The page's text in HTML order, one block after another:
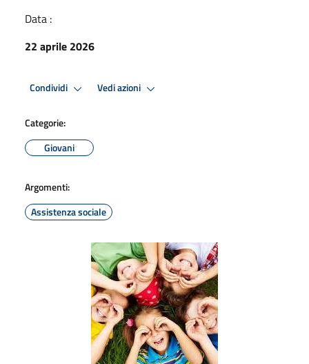
Data :
22 aprile 2026
Condividi Vedi azioni
Categorie:
Giovani
Argomenti:
Assistenza sociale